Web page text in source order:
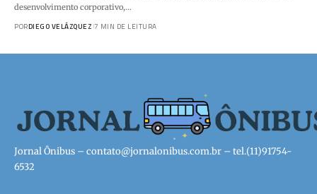
desenvolvimento corporativo,…
PORDIEGO VELÁZQUEZ 7 MIN DE LEITURA
Jornal Ônibus – contato@jornalonibus.com.br – tel.(11)91754-
6532